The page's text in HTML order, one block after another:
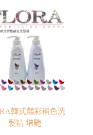
韓式豔彩補色洗
髮精 增艷